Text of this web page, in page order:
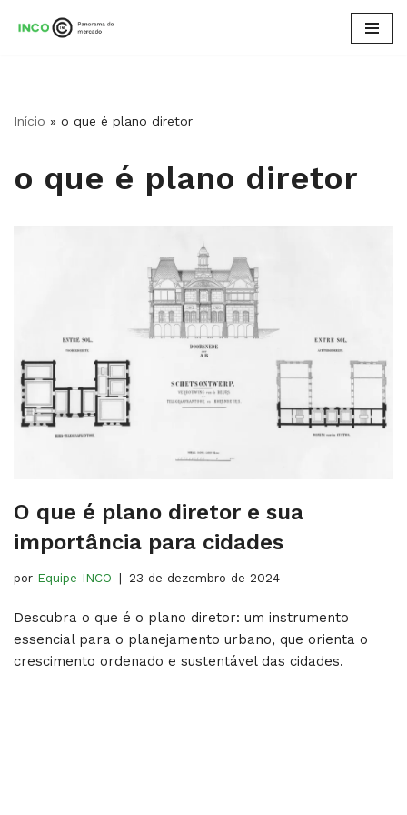
conteúdo
Início » o que é plano diretor
o que é plano diretor
O que é plano diretor e sua
importância para cidades
por Equipe INCO 23 de dezembro de 2024
Descubra o que é o plano diretor: um instrumento
essencial para o planejamento urbano, que orienta o
crescimento ordenado e sustentável das cidades.